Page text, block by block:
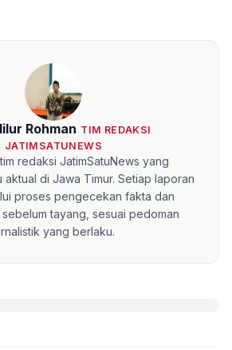
Rohman TIM REDAKSI
JATIMSATUNEWS
redaksi JatimSatuNews yang
aktual di Jawa Timur. Setiap laporan
proses pengecekan fakta dan
tayang, sesuai pedoman
yang berlaku.